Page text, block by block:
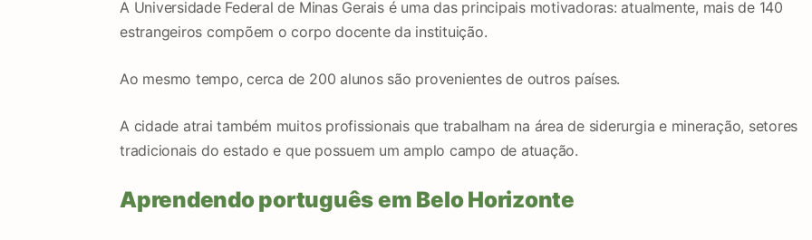
A Universidade Federal de Minas Gerais é uma das principais motivadoras: atualmente, mais de 140
estrangeiros compõem o corpo docente da instituição.
Ao mesmo tempo, cerca de 200 alunos são provenientes de outros países.
A cidade atrai também muitos profissionais que trabalham na área de siderurgia e mineração, setores
tradicionais do estado e que possuem um amplo campo de atuação.
Aprendendo português em Belo Horizonte